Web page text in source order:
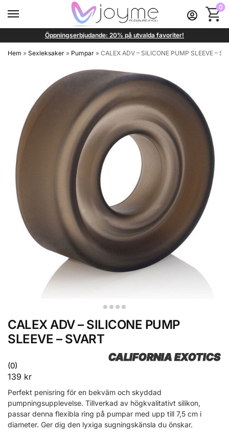
0
Öppningserbjudande: 20% på utvalda favoriter!
Hem » Sexleksaker » Pumpar » CALEX ADV – SILICONE PUMP SLEEVE –
CALEX ADV – SILICONE PUMP
SLEEVE – SVART
CALIFORNIA EXOTICS
(0)
139 kr
Perfekt penisring för en bekväm och skyddad
pumpningsupplevelse. Tillverkad av högkvalitativt silikon,
passar denna flexibla ring på pumpar med upp till 7,5 cm i
diameter. Ger dig den lyxiga sugningskänsla du önskar.